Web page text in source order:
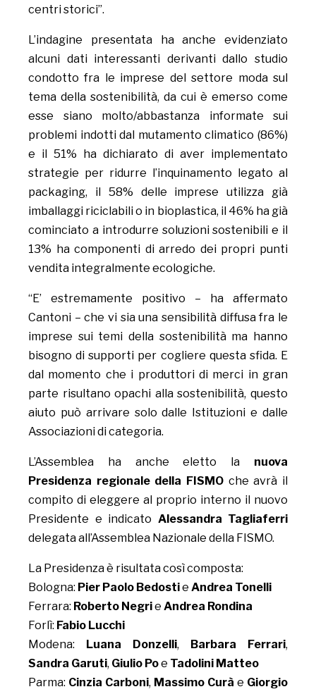
centri storici”.
L’indagine presentata ha anche evidenziato
alcuni dati interessanti derivanti dallo studio
condotto fra le imprese del settore moda sul
tema della sostenibilità, da cui è emerso come
esse siano molto/abbastanza informate sui
problemi indotti dal mutamento climatico (86%)
e il 51% ha dichiarato di aver implementato
strategie per ridurre l’inquinamento legato al
packaging, il 58% delle imprese utilizza già
imballaggi riciclabili o in bioplastica, il 46% ha già
cominciato a introdurre soluzioni sostenibili e il
13% ha componenti di arredo dei propri punti
vendita integralmente ecologiche.
“E’ estremamente positivo – ha affermato
Cantoni – che vi sia una sensibilità diffusa fra le
imprese sui temi della sostenibilità ma hanno
bisogno di supporti per cogliere questa sfida. E
dal momento che i produttori di merci in gran
parte risultano opachi alla sostenibilità, questo
aiuto può arrivare solo dalle Istituzioni e dalle
Associazioni di categoria.
L’Assemblea ha anche eletto la nuova
Presidenza regionale della FISMO che avrà il
compito di eleggere al proprio interno il nuovo
Presidente e indicato Alessandra Tagliaferri
delegata all’Assemblea Nazionale della FISMO.
La Presidenza è risultata così composta:
Bologna: Pier Paolo Bedostie Andrea Tonelli
Ferrara: Roberto Negrie Andrea Rondina
Forlì: Fabio Lucchi
Modena: Luana Donzelli, Barbara Ferrari,
Sandra Garuti, Giulio Poe Tadolini Matteo
Parma: Cinzia Carboni, Massimo Curà e Giorgio